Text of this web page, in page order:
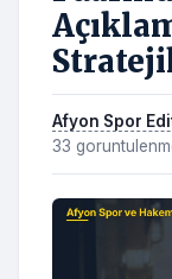
Afyon Spor
33